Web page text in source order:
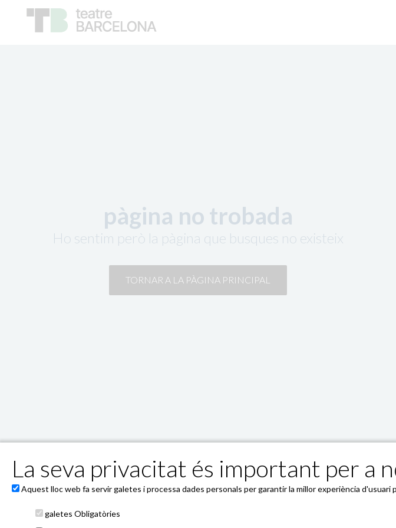
pàgina no trobada
Ho sentim però la pàgina que busques no existeix
TORNAR A LA PÀGINA PRINCIPAL
Powered by 4Tickets
ESCENES I PUBLICS, S.L. - 08013-Barcelona, Calle Aragó 517-519, 3º 1ª
entrada@4tickets.cat
La seva privacitat és important per a
Aquest lloc web fa servir galetes i processa dades personals per garantir la millor experiència
galetes Obligatòries